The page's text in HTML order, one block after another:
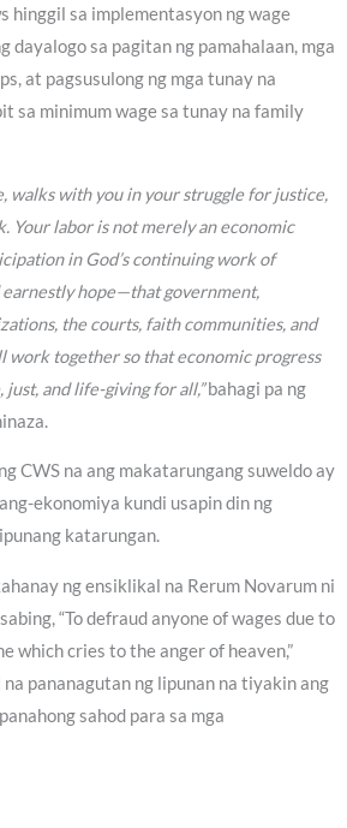
hinggil sa implementasyon ng wage
dayalogo sa pagitan ng pamahalaan, mga
at pagsusulong ng mga tunay na
sa minimum wage sa tunay na family
walks with you in your struggle for justice,
Your labor is not merely an economic
in God’s continuing work of
hope—that government,
the courts, faith communities, and
work together so that economic progress
and life-giving for all,”bahagi pa ng
CWS na ang makatarungang suweldo ay
ekonomiya kundi usapin din ng
katarungan.
ng ensiklikal na Rerum Novarum ni
“To defraud anyone of wages due to
which cries to the anger of heaven,”
pananagutan ng lipunan na tiyakin ang
sahod para sa mga